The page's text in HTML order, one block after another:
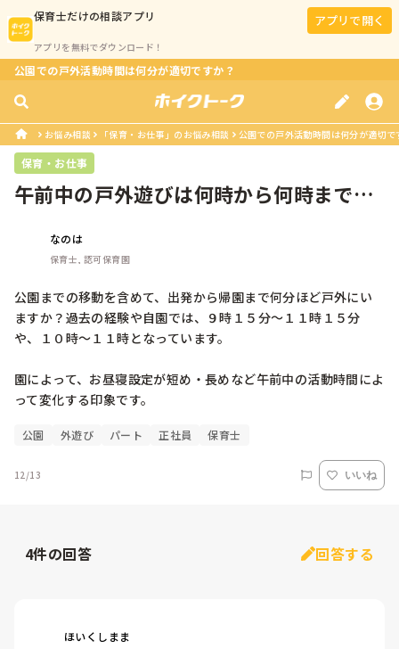
保育士だけの相談アプリ
アプリを無料でダウンロード！
アプリで開く
公園での戸外活動時間は何分が適切ですか？
お悩み相談 「保育・お仕事」のお悩み相談 公園での戸外活動時間は何分が適切で
保育・お仕事
午前中の戸外遊びは何時から何時までし
なのは
保育士, 認可保育園
公園までの移動を含めて、出発から帰園まで何分ほど戸外にい
ますか？過去の経験や自園では、９時１５分～１１時１５分
や、１０時～１１時となっています。
園によって、お昼寝設定が短め・長めなど午前中の活動時間によ
って変化する印象です。
公園 外遊び パート 正社員 保育士
12/13 いいね
4件の回答 回答する
ほいくしまま